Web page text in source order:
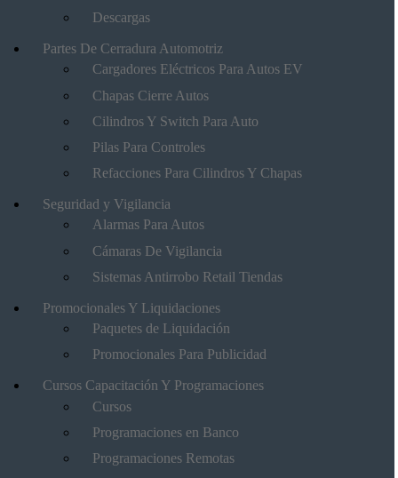
Descargas
Partes De Cerradura Automotriz
Cargadores Eléctricos Para Autos EV
Chapas Cierre Autos
Cilindros Y Switch Para Auto
Pilas Para Controles
Refacciones Para Cilindros Y Chapas
Seguridad y Vigilancia
Alarmas Para Autos
Cámaras De Vigilancia
Sistemas Antirrobo Retail Tiendas
Promocionales Y Liquidaciones
Paquetes de Liquidación
Promocionales Para Publicidad
Cursos Capacitación Y Programaciones
Cursos
Programaciones en Banco
Programaciones Remotas